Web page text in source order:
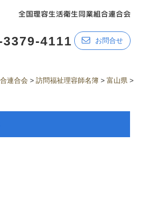
3379-4111 お問合せ
連合会 >訪問福祉理容師名簿 >富山県 >